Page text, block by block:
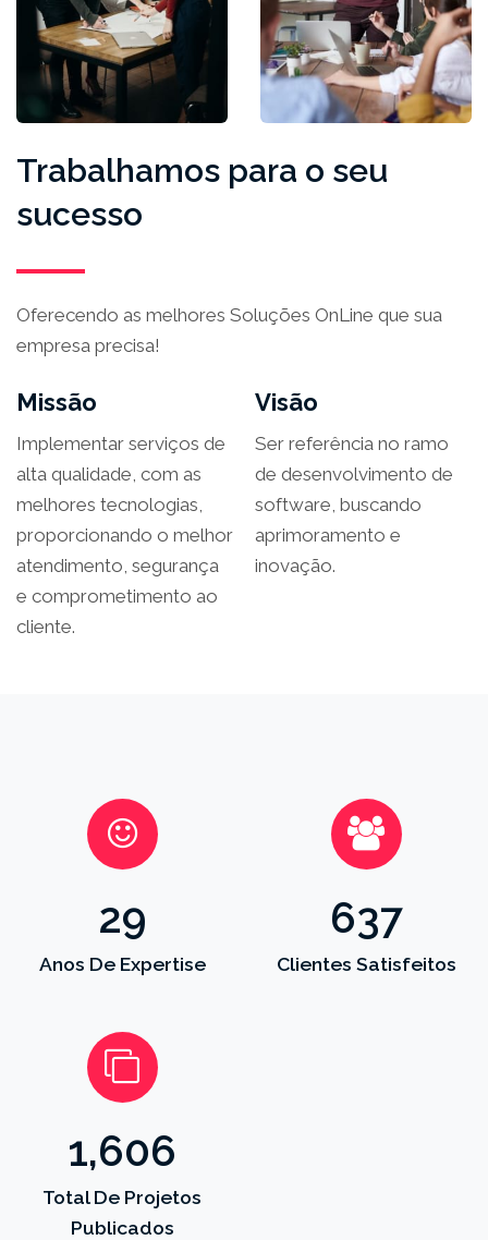
Trabalhamos para o seu
sucesso
Oferecendo as melhores Soluções OnLine que sua
empresa precisa!
Missão
Implementar serviços de
alta qualidade, com as
melhores tecnologias,
proporcionando o melhor
atendimento, segurança
e comprometimento ao
cliente.
Visão
Ser referência no ramo
de desenvolvimento de
software, buscando
aprimoramento e
inovação.
31
Anos De Expertise
688
Clientes Satisfeitos
1,734
Total De Projetos
Publicados